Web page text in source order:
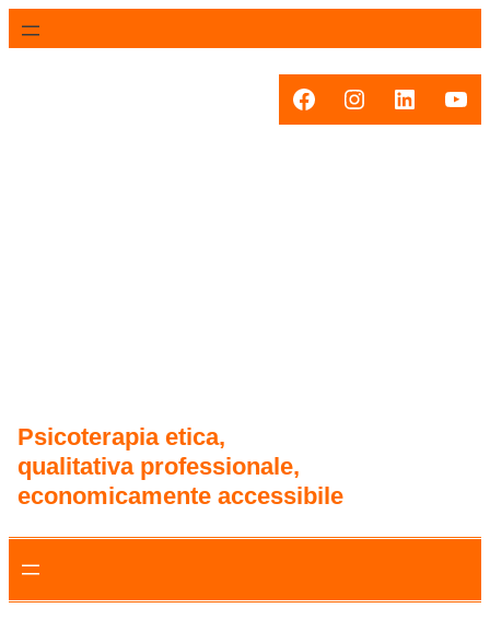
Vai
al
Facebook
Instagram
LinkedIn
Psicoterapia etica,
qualitativa professionale,
economicamente accessibile